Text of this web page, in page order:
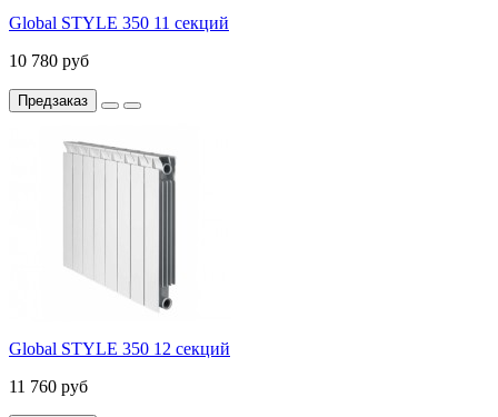
Global STYLE 350 11 секций
10 780 руб
Предзаказ
Global STYLE 350 12 секций
11 760 руб